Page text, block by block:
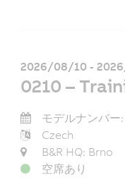
2026/08/10 -
0210 –
モデルナンバー
Czech
B&R HQ: Brno
空席あり